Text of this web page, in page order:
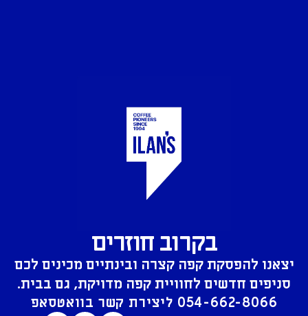
בקרוב חוזרים
יצאנו להפסקת קפה קצרה ובינתיים מכינים לכם
סניפים חדשים לחוויית קפה מדויקת, גם בבית.
054-662-8066